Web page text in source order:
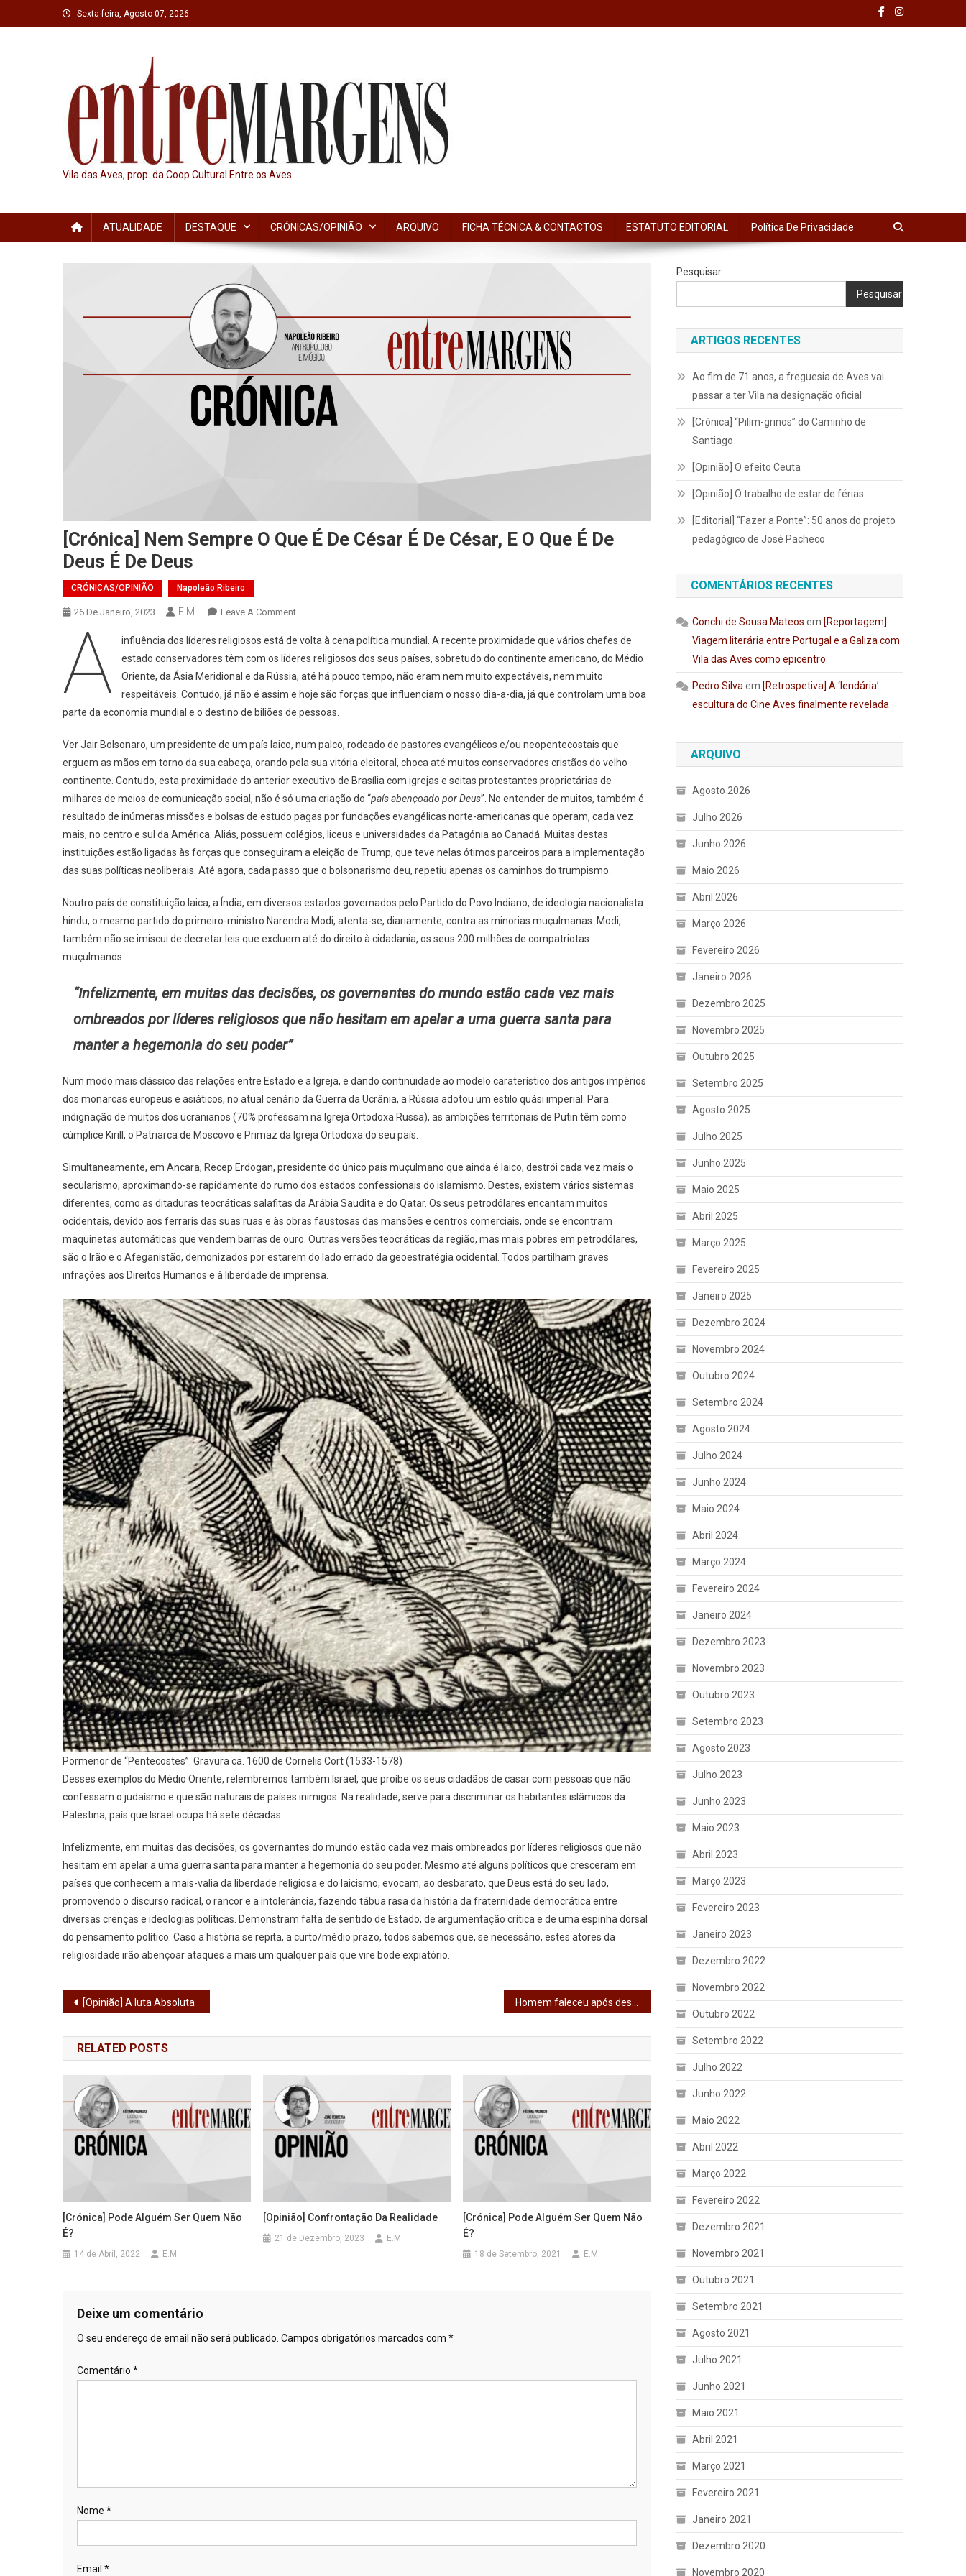
to
Sexta-feira, Agosto 07, 2026
Vila das Aves, prop. da Coop Cultural Entre os Aves
ATUALIDADE DESTAQUE CRÓNICAS/OPINIÃO ARQUIVO FICHA TÉCNICA & CONTACTOS ESTATUTO EDITORIAL Política De Privacidade
[Crónica] Nem Sempre O Que É De César É De César, E O Que É De
Deus É De Deus
CRÓNICAS/OPINIÃO Napoleão Ribeiro
26 De Janeiro, 2023 E.M. Leave A CommentOn
Nem
Sempre
O
Que
É
César
É
De
Que
É
De
É
De
Deus
A
influência dos líderes religiosos está de volta à cena política mundial. A recente proximidade que vários chefes de
estado conservadores têm com os líderes religiosos dos seus países, sobretudo do continente americano, do Médio
Oriente, da Ásia Meridional e da Rússia, até há pouco tempo, não eram nem muito expectáveis, nem muito
respeitáveis. Contudo, já não é assim e hoje são forças que influenciam o nosso dia-a-dia, já que controlam uma boa
parte da economia mundial e o destino de biliões de pessoas.
Ver Jair Bolsonaro, um presidente de um país laico, num palco, rodeado de pastores evangélicos e/ou neopentecostais que
erguem as mãos em torno da sua cabeça, orando pela sua vitória eleitoral, choca até muitos conservadores cristãos do velho
continente. Contudo, esta proximidade do anterior executivo de Brasília com igrejas e seitas protestantes proprietárias de
milhares de meios de comunicação social, não é só uma criação do “país abençoado por Deus”. No entender de muitos, também é
resultado de inúmeras missões e bolsas de estudo pagas por fundações evangélicas norte-americanas que operam, cada vez
mais, no centro e sul da América. Aliás, possuem colégios, liceus e universidades da Patagónia ao Canadá. Muitas destas
instituições estão ligadas às forças que conseguiram a eleição de Trump, que teve nelas ótimos parceiros para a implementação
das suas políticas neoliberais. Até agora, cada passo que o bolsonarismo deu, repetiu apenas os caminhos do trumpismo.
Noutro país de constituição laica, a Índia, em diversos estados governados pelo Partido do Povo Indiano, de ideologia nacionalista
hindu, o mesmo partido do primeiro-ministro Narendra Modi, atenta-se, diariamente, contra as minorias muçulmanas. Modi,
também não se imiscui de decretar leis que excluem até do direito à cidadania, os seus 200 milhões de compatriotas
muçulmanos.
“Infelizmente, em muitas das decisões, os governantes do mundo estão cada vez mais
ombreados por líderes religiosos que não hesitam em apelar a uma guerra santa para
manter a hegemonia do seu poder”
Num modo mais clássico das relações entre Estado e a Igreja, e dando continuidade ao modelo caraterístico dos antigos impérios
dos monarcas europeus e asiáticos, no atual cenário da Guerra da Ucrânia, a Rússia adotou um estilo quási imperial. Para
indignação de muitos dos ucranianos (70% professam na Igreja Ortodoxa Russa), as ambições territoriais de Putin têm como
cúmplice Kirill, o Patriarca de Moscovo e Primaz da Igreja Ortodoxa do seu país.
Simultaneamente, em Ancara, Recep Erdogan, presidente do único país muçulmano que ainda é laico, destrói cada vez mais o
secularismo, aproximando-se rapidamente do rumo dos estados confessionais do islamismo. Destes, existem vários sistemas
diferentes, como as ditaduras teocráticas salafitas da Arábia Saudita e do Qatar. Os seus petrodólares encantam muitos
ocidentais, devido aos ferraris das suas ruas e às obras faustosas das mansões e centros comerciais, onde se encontram
maquinetas automáticas que vendem barras de ouro. Outras versões teocráticas da região, mas mais pobres em petrodólares,
são o Irão e o Afeganistão, demonizados por estarem do lado errado da geoestratégia ocidental. Todos partilham graves
infrações aos Direitos Humanos e à liberdade de imprensa.
Pormenor de “Pentecostes”. Gravura ca. 1600 de Cornelis Cort (1533-1578)
Desses exemplos do Médio Oriente, relembremos também Israel, que proíbe os seus cidadãos de casar com pessoas que não
confessam o judaísmo e que são naturais de países inimigos. Na realidade, serve para discriminar os habitantes islâmicos da
Palestina, país que Israel ocupa há sete décadas.
Infelizmente, em muitas das decisões, os governantes do mundo estão cada vez mais ombreados por líderes religiosos que não
hesitam em apelar a uma guerra santa para manter a hegemonia do seu poder. Mesmo até alguns políticos que cresceram em
países que conhecem a mais-valia da liberdade religiosa e do laicismo, evocam, ao desbarato, que Deus está do seu lado,
promovendo o discurso radical, o rancor e a intolerância, fazendo tábua rasa da história da fraternidade democrática entre
diversas crenças e ideologias políticas. Demonstram falta de sentido de Estado, de argumentação crítica e de uma espinha dorsal
do pensamento político. Caso a história se repita, a curto/médio prazo, todos sabemos que, se necessário, estes atores da
religiosidade irão abençoar ataques a mais um qualquer país que vire bode expiatório.
Navegação
de
artigos
[Opinião] A luta Absoluta
RELATED POSTS
[Crónica] Pode Alguém Ser Quem Não
É?
14 de Abril, 2022 E.M.
[Opinião] Confrontação Da Realidade
21 de Dezembro, 2023 E.M.
[Crónica] Pode Alguém Ser Quem Não
É?
18 de Setembro, 2021 E.M.
Deixe um comentário
O seu endereço de email não será publicado. Campos obrigatórios marcados com *
Comentário *
Nome *
Email *
Pesquisar
Pesquisar
ARTIGOS RECENTES
Ao fim de 71 anos, a freguesia de Aves vai
passar a ter Vila na designação oficial
[Crónica] “Pilim-grinos” do Caminho de
Santiago
[Opinião] O efeito Ceuta
[Opinião] O trabalho de estar de férias
[Editorial] “Fazer a Ponte”: 50 anos do projeto
pedagógico de José Pacheco
COMENTÁRIOS RECENTES
Conchi de Sousa Mateos em [Reportagem]
Viagem literária entre Portugal e a Galiza com
Vila das Aves como epicentro
Pedro Silva em [Retrospetiva] A ‘lendária’
escultura do Cine Aves finalmente revelada
ARQUIVO
Agosto 2026
Julho 2026
Junho 2026
Maio 2026
Abril 2026
Março 2026
Fevereiro 2026
Janeiro 2026
Dezembro 2025
Novembro 2025
Outubro 2025
Setembro 2025
Agosto 2025
Julho 2025
Junho 2025
Maio 2025
Abril 2025
Março 2025
Fevereiro 2025
Janeiro 2025
Dezembro 2024
Novembro 2024
Outubro 2024
Setembro 2024
Agosto 2024
Julho 2024
Junho 2024
Maio 2024
Abril 2024
Março 2024
Fevereiro 2024
Janeiro 2024
Dezembro 2023
Novembro 2023
Outubro 2023
Setembro 2023
Agosto 2023
Julho 2023
Junho 2023
Maio 2023
Abril 2023
Março 2023
Fevereiro 2023
Janeiro 2023
Dezembro 2022
Novembro 2022
Outubro 2022
Setembro 2022
Julho 2022
Junho 2022
Maio 2022
Abril 2022
Março 2022
Fevereiro 2022
Dezembro 2021
Novembro 2021
Outubro 2021
Setembro 2021
Agosto 2021
Julho 2021
Junho 2021
Maio 2021
Abril 2021
Março 2021
Fevereiro 2021
Janeiro 2021
Dezembro 2020
Novembro 2020